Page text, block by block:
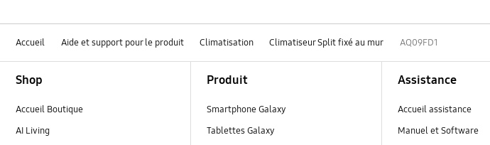
Accueil Aide et support pour le produit Climatisation Climatiseur Split fixé au mur AQ09FD1
Shop
Accueil Boutique
AI Living
Produit
Smartphone Galaxy
Tablettes Galaxy
Assistance
Accueil assistance
Manuel et Software